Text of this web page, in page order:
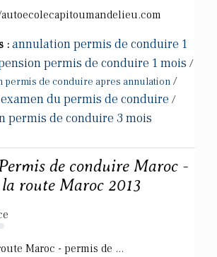
: annulation permis de conduire 1
permis de conduire 1 mois /
permis de conduire apres annulation /
du permis de conduire /
permis de conduire 3 mois
de conduire Maroc -
la route Maroc 2013
Maroc - permis de ...